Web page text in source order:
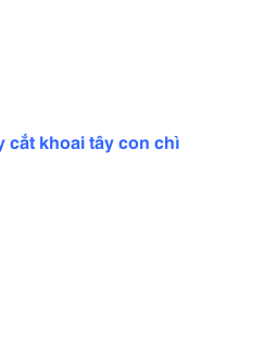
cắt khoai tây con chì